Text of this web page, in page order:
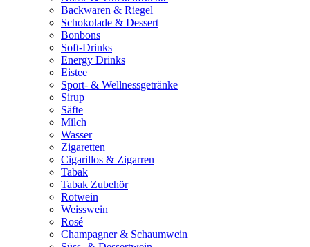
Backwaren & Riegel
Schokolade & Dessert
Bonbons
Soft-Drinks
Energy Drinks
Eistee
Sport- & Wellnessgetränke
Sirup
Säfte
Milch
Wasser
Zigaretten
Cigarillos & Zigarren
Tabak
Tabak Zubehör
Rotwein
Weisswein
Rosé
Champagner & Schaumwein